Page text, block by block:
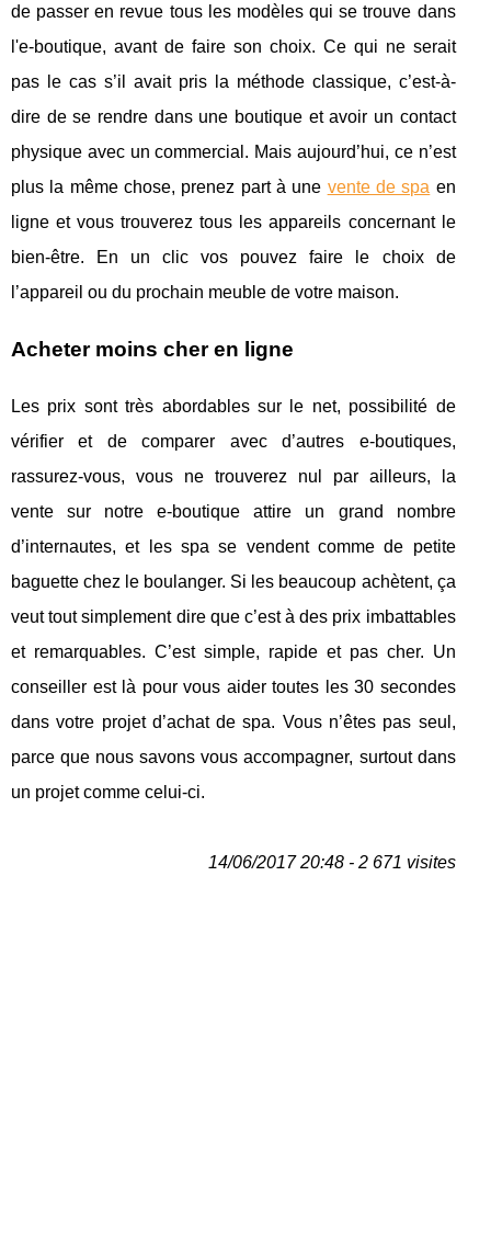
de passer en revue tous les modèles qui se trouve dans
l'e-boutique, avant de faire son choix. Ce qui ne serait
pas le cas s’il avait pris la méthode classique, c’est-à-
dire de se rendre dans une boutique et avoir un contact
physique avec un commercial. Mais aujourd’hui, ce n’est
plus la même chose, prenez part à une vente de spa en
ligne et vous trouverez tous les appareils concernant le
bien-être. En un clic vos pouvez faire le choix de
l’appareil ou du prochain meuble de votre maison.
Acheter moins cher en ligne
Les prix sont très abordables sur le net, possibilité de
vérifier et de comparer avec d’autres e-boutiques,
rassurez-vous, vous ne trouverez nul par ailleurs, la
vente sur notre e-boutique attire un grand nombre
d’internautes, et les spa se vendent comme de petite
baguette chez le boulanger. Si les beaucoup achètent, ça
veut tout simplement dire que c’est à des prix imbattables
et remarquables. C’est simple, rapide et pas cher. Un
conseiller est là pour vous aider toutes les 30 secondes
dans votre projet d’achat de spa. Vous n’êtes pas seul,
parce que nous savons vous accompagner, surtout dans
un projet comme celui-ci.
14/06/2017 20:48 - 2 671 visites